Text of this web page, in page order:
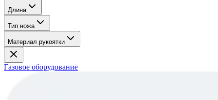
Длина
Тип ножа
Материал рукоятки
Газовое оборудование